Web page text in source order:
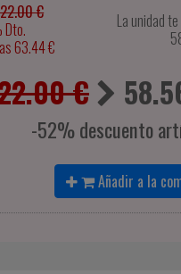
€
Dto.
63.44 €
La unidad
€
-52% descuento
Añadir a la